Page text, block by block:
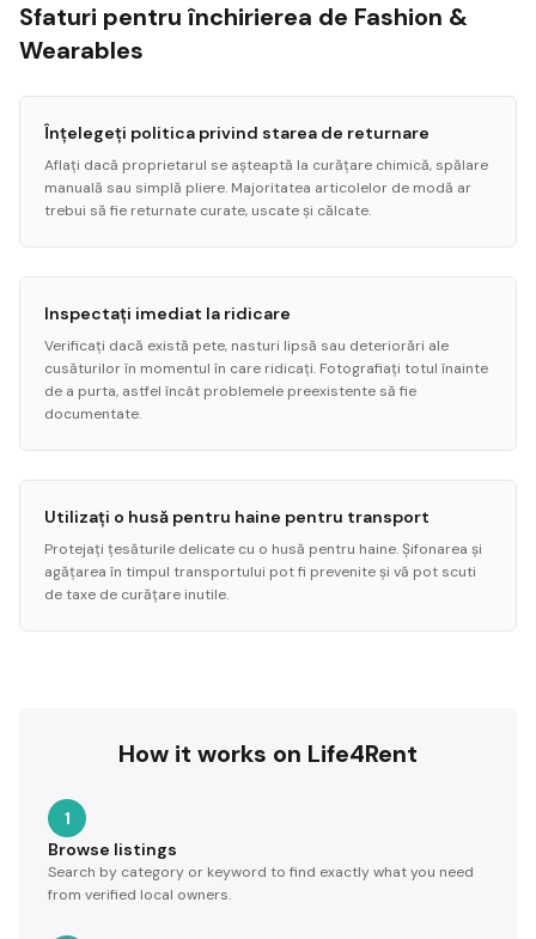
Sfaturi pentru închirierea de Fashion &
Wearables
Înțelegeți politica privind starea de returnare
Aflați dacă proprietarul se așteaptă la curățare chimică, spălare
manuală sau simplă pliere. Majoritatea articolelor de modă ar
trebui să fie returnate curate, uscate și călcate.
Inspectați imediat la ridicare
Verificați dacă există pete, nasturi lipsă sau deteriorări ale
cusăturilor în momentul în care ridicați. Fotografiați totul înainte
de a purta, astfel încât problemele preexistente să fie
documentate.
Utilizați o husă pentru haine pentru transport
Protejați țesăturile delicate cu o husă pentru haine. Șifonarea și
agățarea în timpul transportului pot fi prevenite și vă pot scuti
de taxe de curățare inutile.
How it works on Life4Rent
1
Browse listings
Search by category or keyword to find exactly what you need
from verified local owners.